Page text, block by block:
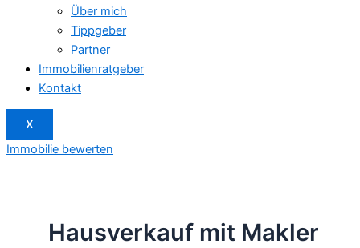
Über mich
Tippgeber
Partner
Immobilienratgeber
Kontakt
X
Immobilie bewerten
Hausverkauf mit Makler